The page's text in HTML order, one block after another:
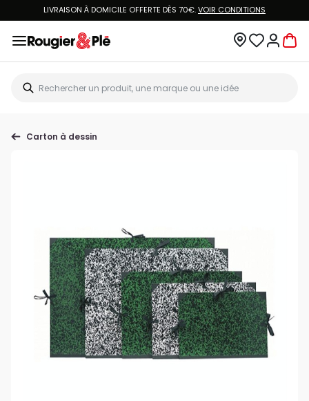
LIVRAISON À DOMICILE OFFERTE DÈS 70€.VOIR CONDITIONS
Carton à dessin